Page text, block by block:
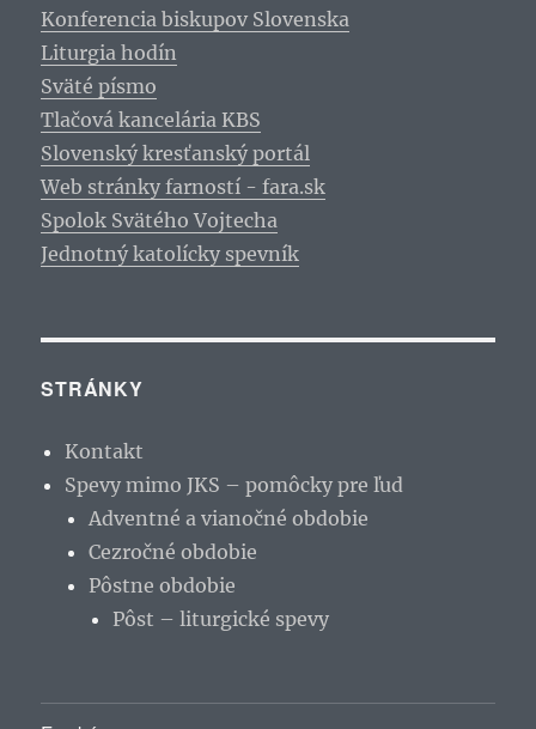
Konferencia biskupov Slovenska
Liturgia hodín
Sväté písmo
Tlačová kancelária KBS
Slovenský kresťanský portál
Web stránky farností - fara.sk
Spolok Svätého Vojtecha
Jednotný katolícky spevník
STRÁNKY
Kontakt
Spevy mimo JKS – pomôcky pre ľud
Adventné a vianočné obdobie
Cezročné obdobie
Pôstne obdobie
Pôst – liturgické spevy